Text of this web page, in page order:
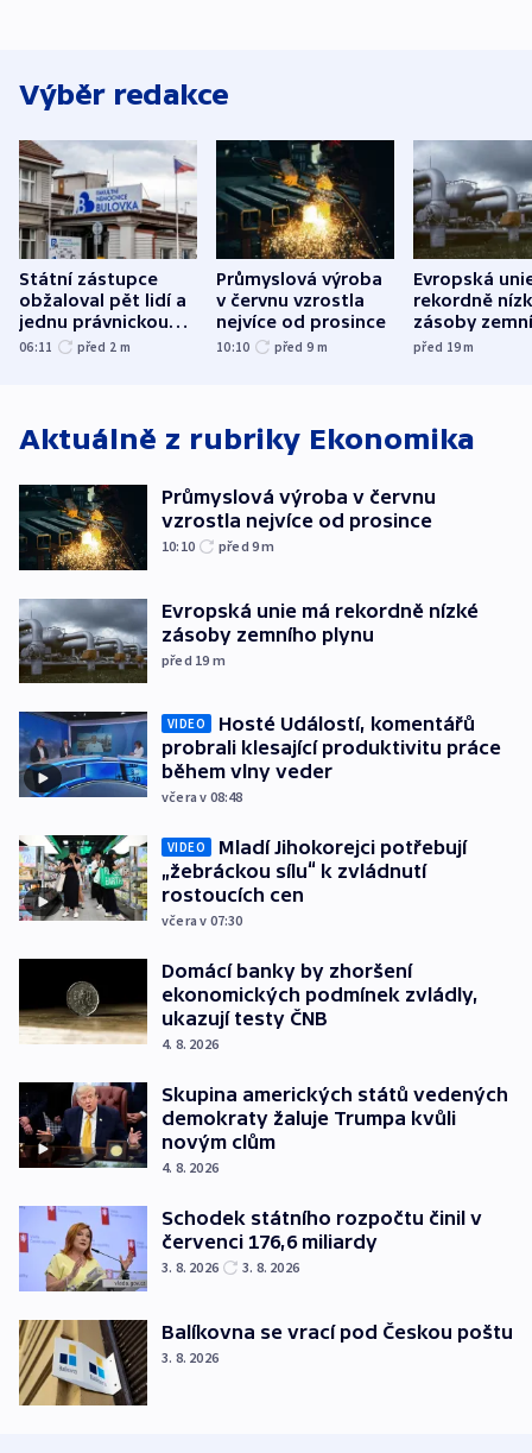
Výběr redakce
Státní zástupce
obžaloval pět lidí a
jednu právnickou
osobu v kauze
06:11 před 2 m
Průmyslová výroba
v červnu vzrostla
nejvíce od prosince
10:10 před 9 m
Evropská
rekordně
zásoby
plynu
před 19m
Aktuálně z rubriky Ekonomika
Průmyslová výroba v červnu
vzrostla nejvíce od prosince
10:10 před 9m
Evropská unie má rekordně nízké
zásoby zemního plynu
před 19 m
VIDEO
Hosté Událostí, komentářů
probrali klesající produktivitu práce
během vlny veder
včera v 08:48
VIDEO
Mladí Jihokorejci potřebují
„žebráckou sílu“ k zvládnutí
rostoucích cen
včera v 07:30
Domácí banky by zhoršení
ekonomických podmínek zvládly,
ukazují testy ČNB
4. 8. 2026
Skupina amerických států vedených
demokraty žaluje Trumpa kvůli
novým clům
4. 8. 2026
Schodek státního rozpočtu činil v
červenci 176,6 miliardy
3. 8. 2026 3. 8. 2026
Balíkovna se vrací pod Českou poštu
3. 8. 2026